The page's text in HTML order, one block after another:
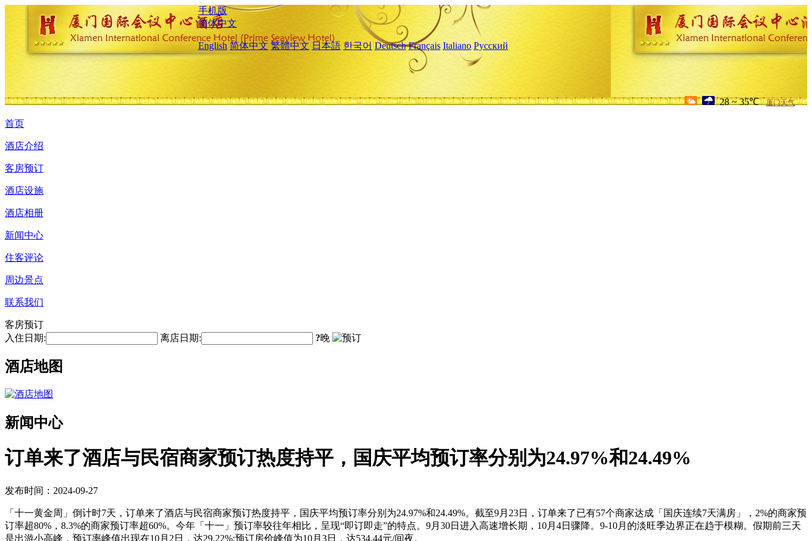
手机版
简体中文
English 简体中文 繁體中文 日本語 한국어 Deutsch Français Italiano Русский
28 ~ 35℃ 厦门天气
首页
酒店介绍
客房预订
酒店设施
酒店相册
新闻中心
住客评论
周边景点
联系我们
客房预订
入住日期:
离店日期: ?晚
酒店地图
新闻中心
订单来了酒店与民宿商家预订热度持平，国庆平均预订率分别为24.97%和24.49%
发布时间：2024-09-27
「十一黄金周」倒计时7天，订单来了酒店与民宿商家预订热度持平，国庆平均预订率分别为24.97%和24.49%。截至9月23日，订单来了已有57个商家达成「国庆连续7天满房」，2%的商家预
订率超80%，8.3%的商家预订率超60%。今年「十一」预订率较往年相比，呈现“即订即走”的特点。9月30日进入高速增长期，10月4日骤降。9-10月的淡旺季边界正在趋于模糊。假期前三天
是出游小高峰，预订率峰值出现在10月2日，达29.22%;预订房价峰值为10月3日，达534.44元/间夜。